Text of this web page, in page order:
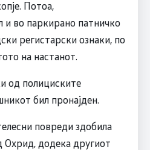
Потоа,
и во паркирано патничко
регистарски ознаки, по
на настанот.
од полициските
бил пронајден.
повреди здобила
Охрид, додека другиот